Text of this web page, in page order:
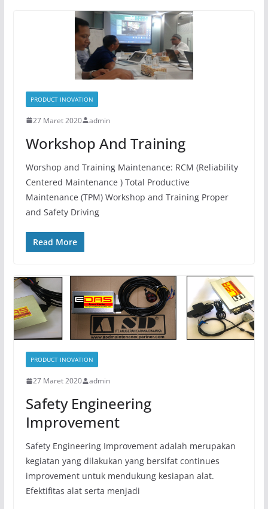
PRODUCT INOVATION
27 Maret 2020 admin
Workshop And Training
Worshop and Training Maintenance: RCM (Reliability
Centered Maintenance ) Total Productive
Maintenance (TPM) Workshop and Training Proper
and Safety Driving
Read More
PRODUCT INOVATION
27 Maret 2020 admin
Safety Engineering
Improvement
Safety Engineering Improvement adalah merupakan
kegiatan yang dilakukan yang bersifat continues
improvement untuk mendukung kesiapan alat.
Efektifitas alat serta menjadi